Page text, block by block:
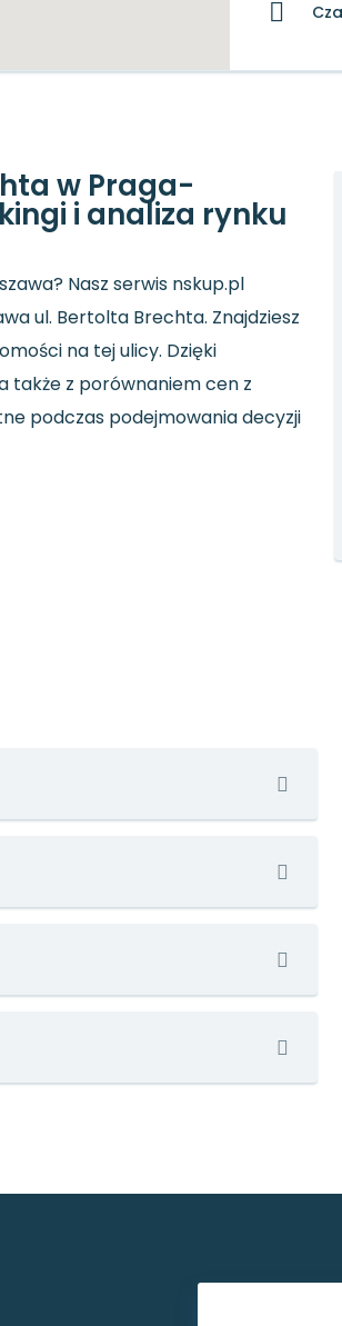
w Praga-
i analiza rynku
Nasz serwis nskup.pl
ul. Bertolta Brechta. Znajdziesz
na tej ulicy. Dzięki
także z porównaniem cen z
podczas podejmowania decyzji